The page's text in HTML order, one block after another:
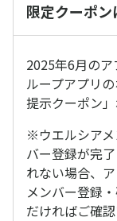
限定クーポ
2025年6月の
ループアプリ
提示クーポン
※ウエルシアメ
バー登録が完
れない場合、
メンバー登録
だければご確